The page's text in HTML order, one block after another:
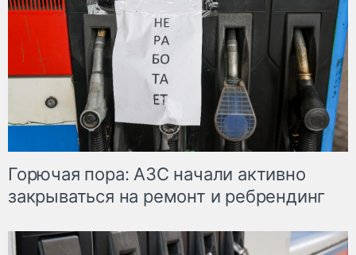
Горючая пора: АЗС начали активно
закрываться на ремонт и ребрендинг